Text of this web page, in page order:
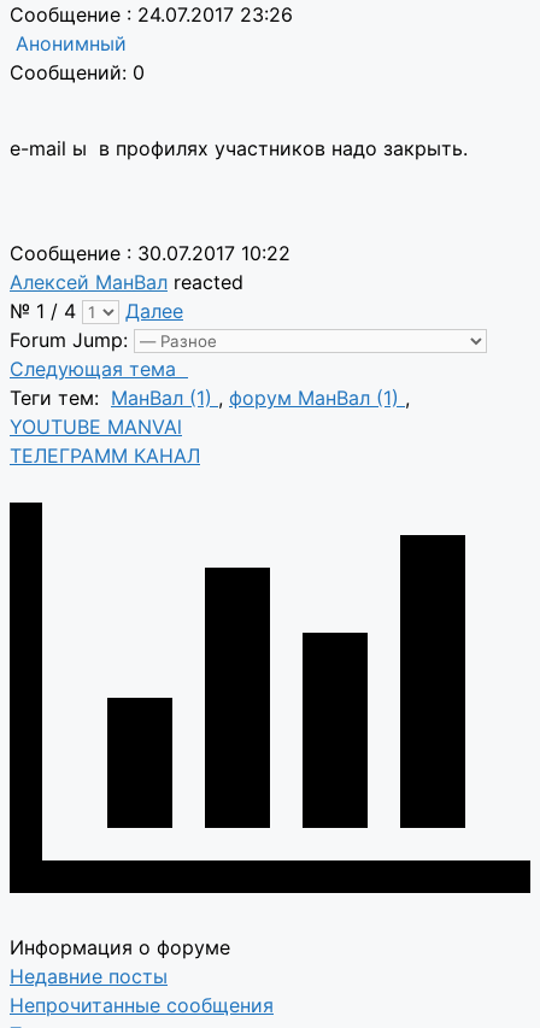
Сообщение : 24.07.2017 23:26
Анонимный
Сообщений: 0
e-mail ы в профилях участников надо закрыть.
Сообщение : 30.07.2017 10:22
Алексей МанВал reacted
№ 1 / 4
Далее
Forum Jump:
Следующая тема
Теги тем: МанВал (1) , форум МанВал (1) ,
YOUTUBE MANVAl
ТЕЛЕГРАММ КАНАЛ
Информация о форуме
Недавние посты
Непрочитанные сообщения